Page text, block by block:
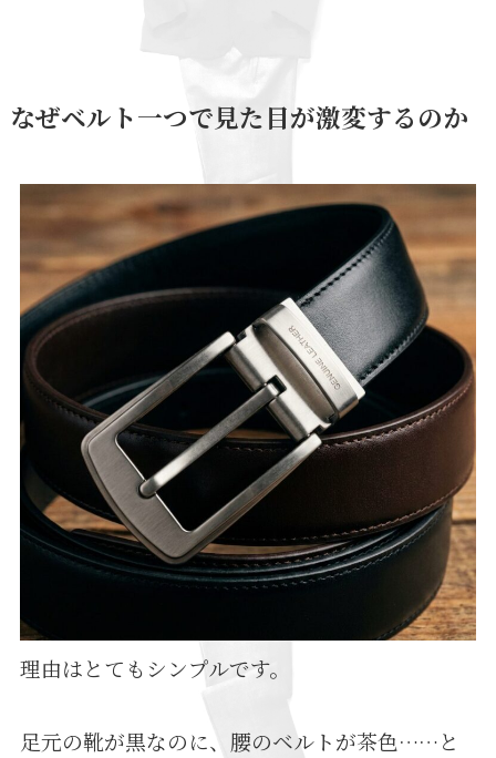
なぜベルト一つで見た目が激変するのか
理由はとてもシンプルです。
足元の靴が黒なのに、腰のベルトが茶色……と